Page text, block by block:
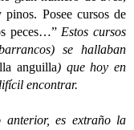
pinos. Posee cursos de
peces…”Estos cursos
se hallaban
anguilla) que hoy en
encontrar.
es extraño la